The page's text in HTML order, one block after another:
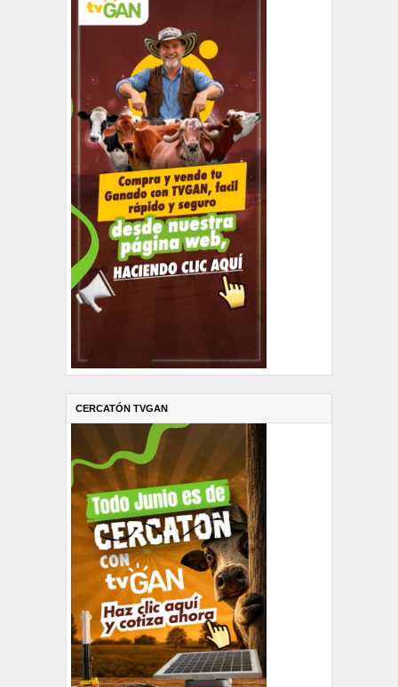
CERCATÓN TVGAN